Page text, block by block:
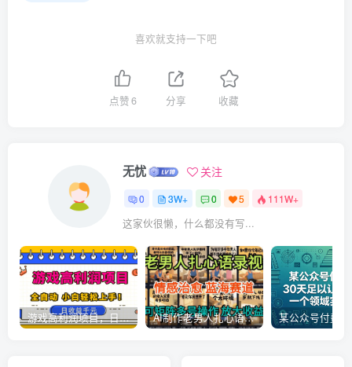
喜欢就支持一下吧
点赞6 分享 收藏
无忧 关注
0 3W+ 0 5 111W+
这家伙很懒，什么都没有写...
游戏高利润项目，日收益1k+，全自动，无需值守，解放双手，小白轻松上手【揭秘】 AI制作老男人扎心语录，5分钟一条，操作简单，流量非常大，保姆级教程